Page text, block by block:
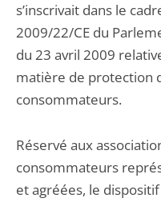
s’inscrivait dans le
2009/22/CE du
du 23 avril 2009
matière de protection
consommateurs.
Réservé aux
consommateurs
et agréées, le